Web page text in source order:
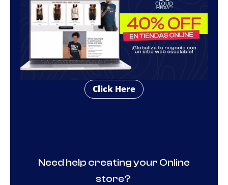
Click Here
Need help creating your Online
store?